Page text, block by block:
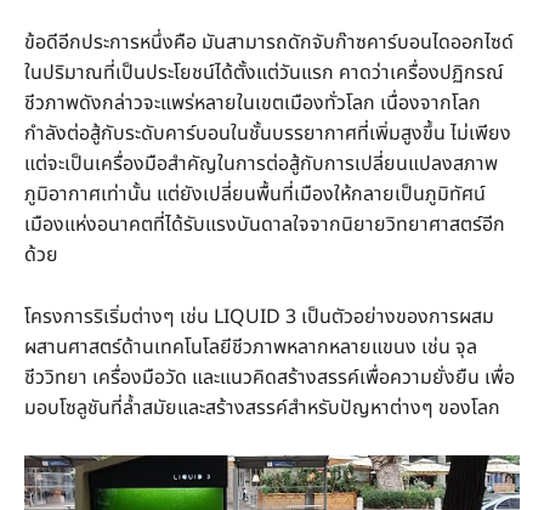
ข้อดีอีกประการหนึ่งคือ มันสามารถดักจับก๊าซคาร์บอนไดออกไซด์
ในปริมาณที่เป็นประโยชน์ได้ตั้งแต่วันแรก คาดว่าเครื่องปฏิกรณ์
ชีวภาพดังกล่าวจะแพร่หลายในเขตเมืองทั่วโลก เนื่องจากโลก
กำลังต่อสู้กับระดับคาร์บอนในชั้นบรรยากาศที่เพิ่มสูงขึ้น ไม่เพียง
แต่จะเป็นเครื่องมือสำคัญในการต่อสู้กับการเปลี่ยนแปลงสภาพ
ภูมิอากาศเท่านั้น แต่ยังเปลี่ยนพื้นที่เมืองให้กลายเป็นภูมิทัศน์
เมืองแห่งอนาคตที่ได้รับแรงบันดาลใจจากนิยายวิทยาศาสตร์อีก
ด้วย
โครงการริเริ่มต่างๆ เช่น LIQUID 3 เป็นตัวอย่างของการผสม
ผสานศาสตร์ด้านเทคโนโลยีชีวภาพหลากหลายแขนง เช่น จุล
ชีววิทยา เครื่องมือวัด และแนวคิดสร้างสรรค์เพื่อความยั่งยืน เพื่อ
มอบโซลูชันที่ล้ำสมัยและสร้างสรรค์สำหรับปัญหาต่างๆ ของโลก